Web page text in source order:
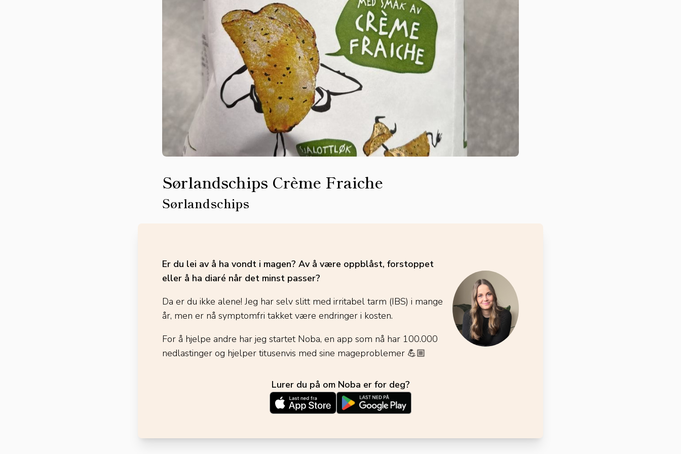
Sørlandschips Crème Fraiche
Sørlandschips
Er du lei av å ha vondt i magen? Av å være oppblåst, forstoppet
eller å ha diaré når det minst passer?
Da er du ikke alene! Jeg har selv slitt med irritabel tarm (IBS) i mange
år, men er nå symptomfri takket være endringer i kosten.
For å hjelpe andre har jeg startet Noba, en app som nå har 100.000
nedlastinger og hjelper titusenvis med sine mageproblemer 💪🏼
Lurer du på om Noba er for deg?